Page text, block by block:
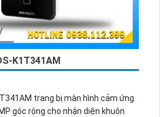
K1T341AM
trang bị màn hình cảm ứng
góc rộng cho nhận diện khuôn